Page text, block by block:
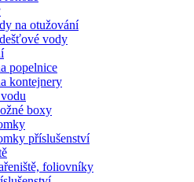
na otužování
vody
popelnice
kontejnery
boxy
příslušenství
foliovníky